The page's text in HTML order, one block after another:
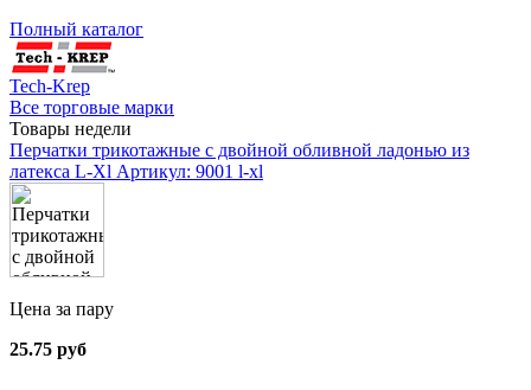
Полный каталог
Tech-Krep
Все торговые марки
Товары недели
Перчатки трикотажные с двойной обливной ладонью из
латекса L-Xl Артикул: 9001 l-xl
Цена за пару
25.75 руб